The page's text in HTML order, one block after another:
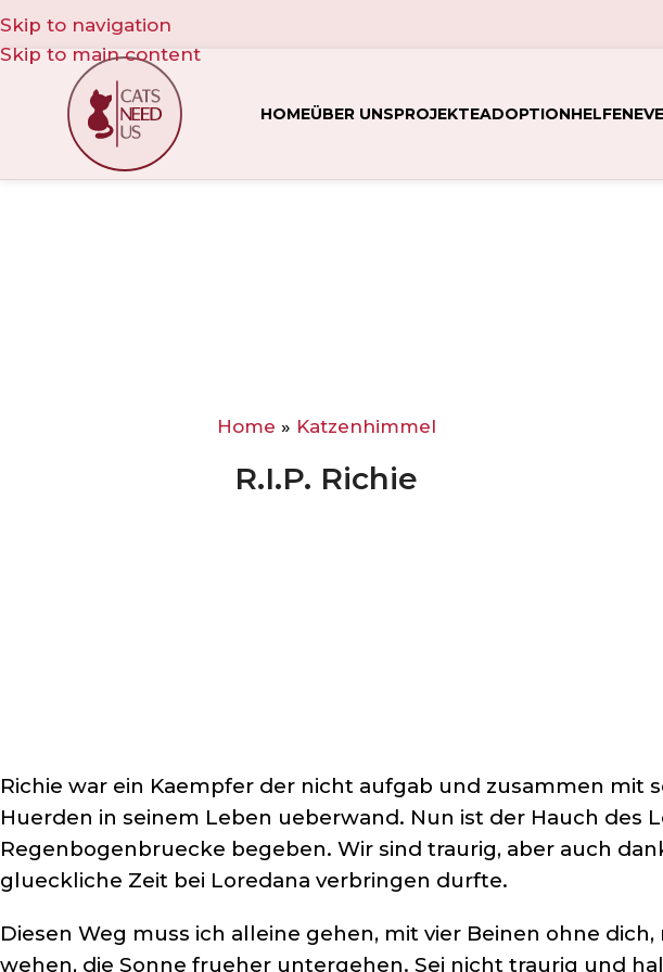
Skip to navigation
Skip to main content
HOMEÜBER UNSPROJEKTEADOPTIONHELFEN
Home » Katzenhimmel
R.I.P. Richie
Richie war ein Kaempfer der nicht aufgab und zusammen mit
Huerden in seinem Leben ueberwand. Nun ist der Hauch des
Regenbogenbruecke begeben. Wir sind traurig, aber auch
glueckliche Zeit bei Loredana verbringen durfte.
Diesen Weg muss ich alleine gehen, mit vier Beinen ohne
wehen, die Sonne frueher untergehen. Sei nicht traurig und